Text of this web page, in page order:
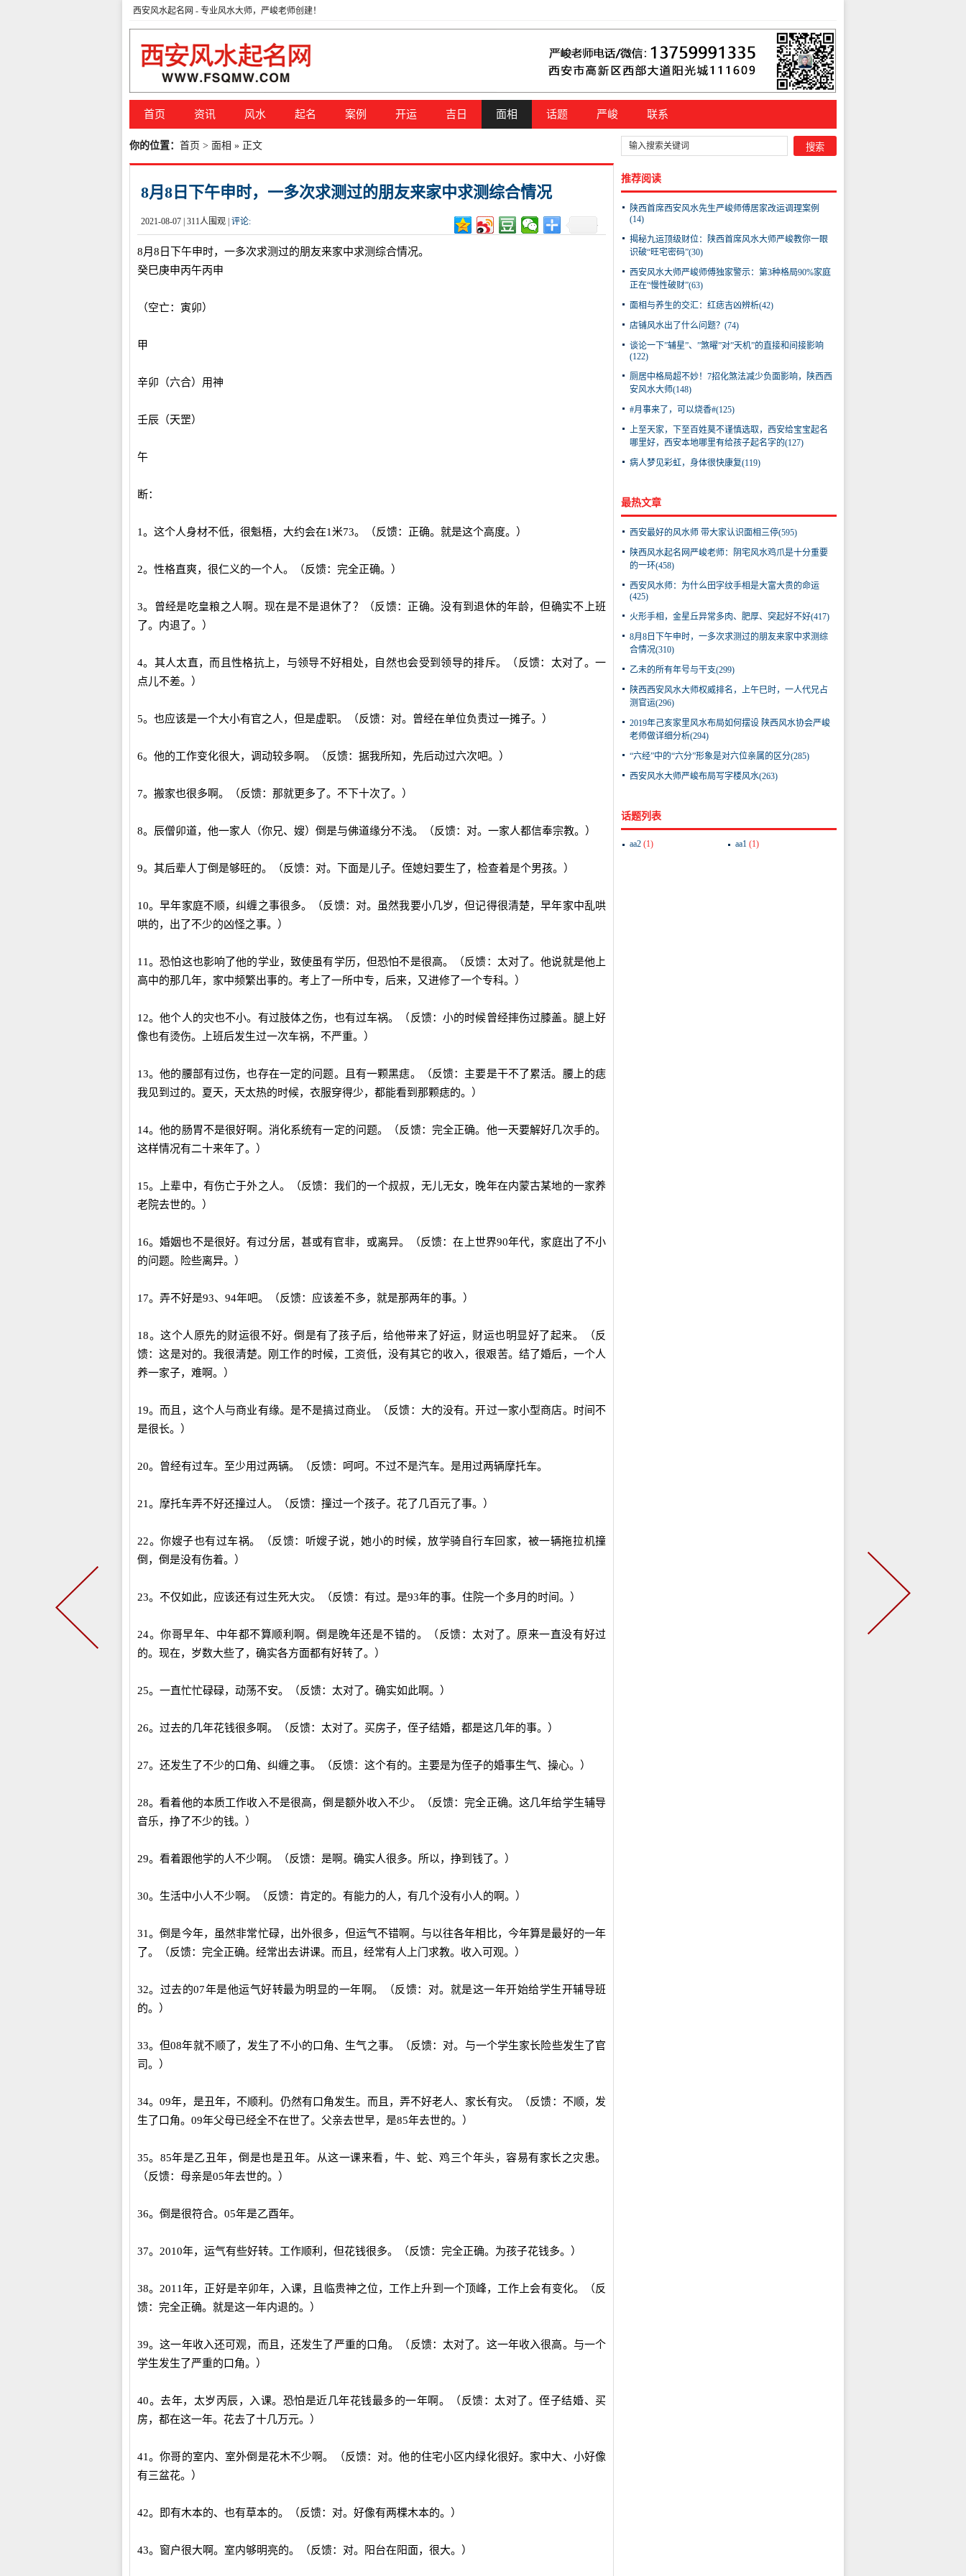
西安风水起名网 - 专业风水大师，严峻老师创建！
首页 资讯 风水 起名 案例 开运 吉日 面相 话题 严峻 联系
你的位置： 首页 > 面相 » 正文
8月8日下午申时，一多次求测过的朋友来家中求测综合情况
2021-08-07 | 311人围观 | 评论:
8月8日下午申时，一多次求测过的朋友来家中求测综合情况。
癸巳庚申丙午丙申
（空亡：寅卯）
甲
辛卯（六合）用神
壬辰（天罡）
午
断：
1。这个人身材不低，很魁梧，大约会在1米73。（反馈：正确。就是这个高度。）
2。性格直爽，很仁义的一个人。（反馈：完全正确。）
3。曾经是吃皇粮之人啊。现在是不是退休了？（反馈：正确。没有到退休的年龄，但确实不上班
了。内退了。）
4。其人太直，而且性格抗上，与领导不好相处，自然也会受到领导的排斥。（反馈：太对了。一
点儿不差。）
5。也应该是一个大小有官之人，但是虚职。（反馈：对。曾经在单位负责过一摊子。）
6。他的工作变化很大，调动较多啊。（反馈：据我所知，先后动过六次吧。）
7。搬家也很多啊。（反馈：那就更多了。不下十次了。）
8。辰僧卯道，他一家人（你兄、嫂）倒是与佛道缘分不浅。（反馈：对。一家人都信奉宗教。）
9。其后辈人丁倒是够旺的。（反馈：对。下面是儿子。侄媳妇要生了，检查着是个男孩。）
10。早年家庭不顺，纠缠之事很多。（反馈：对。虽然我要小几岁，但记得很清楚，早年家中乱哄
哄的，出了不少的凶怪之事。）
11。恐怕这也影响了他的学业，致使虽有学历，但恐怕不是很高。（反馈：太对了。他说就是他上
高中的那几年，家中频繁出事的。考上了一所中专，后来，又进修了一个专科。）
12。他个人的灾也不小。有过肢体之伤，也有过车祸。（反馈：小的时候曾经摔伤过膝盖。腿上好
像也有烫伤。上班后发生过一次车祸，不严重。）
13。他的腰部有过伤，也存在一定的问题。且有一颗黑痣。（反馈：主要是干不了累活。腰上的痣
我见到过的。夏天，天太热的时候，衣服穿得少，都能看到那颗痣的。）
14。他的肠胃不是很好啊。消化系统有一定的问题。（反馈：完全正确。他一天要解好几次手的。
这样情况有二十来年了。）
15。上辈中，有伤亡于外之人。（反馈：我们的一个叔叔，无儿无女，晚年在内蒙古某地的一家养
老院去世的。）
16。婚姻也不是很好。有过分居，甚或有官非，或离异。（反馈：在上世界90年代，家庭出了不小
的问题。险些离异。）
17。弄不好是93、94年吧。（反馈：应该差不多，就是那两年的事。）
18。这个人原先的财运很不好。倒是有了孩子后，给他带来了好运，财运也明显好了起来。（反
馈：这是对的。我很清楚。刚工作的时候，工资低，没有其它的收入，很艰苦。结了婚后，一个人
养一家子，难啊。）
19。而且，这个人与商业有缘。是不是搞过商业。（反馈：大的没有。开过一家小型商店。时间不
是很长。）
20。曾经有过车。至少用过两辆。（反馈：呵呵。不过不是汽车。是用过两辆摩托车。
21。摩托车弄不好还撞过人。（反馈：撞过一个孩子。花了几百元了事。）
22。你嫂子也有过车祸。（反馈：听嫂子说，她小的时候，放学骑自行车回家，被一辆拖拉机撞
倒，倒是没有伤着。）
23。不仅如此，应该还有过生死大灾。（反馈：有过。是93年的事。住院一个多月的时间。）
24。你哥早年、中年都不算顺利啊。倒是晚年还是不错的。（反馈：太对了。原来一直没有好过
的。现在，岁数大些了，确实各方面都有好转了。）
25。一直忙忙碌碌，动荡不安。（反馈：太对了。确实如此啊。）
26。过去的几年花钱很多啊。（反馈：太对了。买房子，侄子结婚，都是这几年的事。）
27。还发生了不少的口角、纠缠之事。（反馈：这个有的。主要是为侄子的婚事生气、操心。）
28。看着他的本质工作收入不是很高，倒是额外收入不少。（反馈：完全正确。这几年给学生辅导
音乐，挣了不少的钱。）
29。看着跟他学的人不少啊。（反馈：是啊。确实人很多。所以，挣到钱了。）
30。生活中小人不少啊。（反馈：肯定的。有能力的人，有几个没有小人的啊。）
31。倒是今年，虽然非常忙碌，出外很多，但运气不错啊。与以往各年相比，今年算是最好的一年
了。（反馈：完全正确。经常出去讲课。而且，经常有人上门求教。收入可观。）
32。过去的07年是他运气好转最为明显的一年啊。（反馈：对。就是这一年开始给学生开辅导班
的。）
33。但08年就不顺了，发生了不小的口角、生气之事。（反馈：对。与一个学生家长险些发生了官
司。）
34。09年，是丑年，不顺利。仍然有口角发生。而且，弄不好老人、家长有灾。（反馈：不顺，发
生了口角。09年父母已经全不在世了。父亲去世早，是85年去世的。）
35。85年是乙丑年，倒是也是丑年。从这一课来看，牛、蛇、鸡三个年头，容易有家长之灾患。
（反馈：母亲是05年去世的。）
36。倒是很符合。05年是乙酉年。
37。2010年，运气有些好转。工作顺利，但花钱很多。（反馈：完全正确。为孩子花钱多。）
38。2011年，正好是辛卯年，入课，且临贵神之位，工作上升到一个顶峰，工作上会有变化。（反
馈：完全正确。就是这一年内退的。）
39。这一年收入还可观，而且，还发生了严重的口角。（反馈：太对了。这一年收入很高。与一个
学生发生了严重的口角。）
40。去年，太岁丙辰，入课。恐怕是近几年花钱最多的一年啊。（反馈：太对了。侄子结婚、买
房，都在这一年。花去了十几万元。）
41。你哥的室内、室外倒是花木不少啊。（反馈：对。他的住宅小区内绿化很好。家中大、小好像
有三盆花。）
42。即有木本的、也有草本的。（反馈：对。好像有两棵木本的。）
43。窗户很大啊。室内够明亮的。（反馈：对。阳台在阳面，很大。）
推荐阅读
陕西首席西安风水先生严峻师傅居家改运调理案例
(14)
揭秘九运顶级财位：陕西首席风水大师严峻教你一眼
识破“旺宅密码”(30)
西安风水大师严峻师傅独家警示：第3种格局90%家庭
正在“慢性破财”(63)
面相与养生的交汇：红痣吉凶辨析(42)
店铺风水出了什么问题？(74)
谈论一下”辅星”、”煞曜”对”天机”的直接和间接影响
(122)
厕居中格局超不妙！7招化煞法减少负面影响，陕西西
安风水大师(148)
#月事来了，可以烧香#(125)
上至天家，下至百姓莫不谨慎选取，西安给宝宝起名
哪里好，西安本地哪里有给孩子起名字的(127)
病人梦见彩虹，身体很快康复(119)
最热文章
西安最好的风水师 带大家认识面相三停(595)
陕西风水起名网严峻老师：阴宅风水鸡爪是十分重要
的一环(458)
西安风水师：为什么田字纹手相是大富大贵的命运
(425)
火形手相，金星丘异常多肉、肥厚、突起好不好(417)
8月8日下午申时，一多次求测过的朋友来家中求测综
合情况(310)
乙未的所有年号与干支(299)
陕西西安风水大师权威排名，上午巳时，一人代兄占
测官运(296)
2019年己亥家里风水布局如何摆设 陕西风水协会严峻
老师做详细分析(294)
“六经”中的“六分”形象是对六位亲属的区分(285)
西安风水大师严峻布局写字楼风水(263)
话题列表
aa2(1) aa1(1)